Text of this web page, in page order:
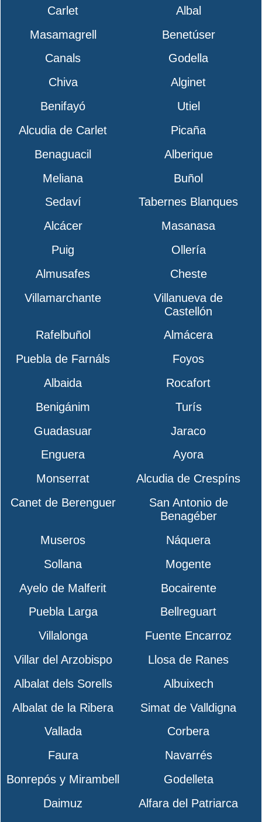
Carlet
Albal
Masamagrell
Benetúser
Canals
Godella
Chiva
Alginet
Benifayó
Utiel
Alcudia de Carlet
Picaña
Benaguacil
Alberique
Meliana
Buñol
Sedaví
Tabernes Blanques
Alcácer
Masanasa
Puig
Ollería
Almusafes
Cheste
Villamarchante
Villanueva de
Castellón
Rafelbuñol
Almácera
Puebla de Farnáls
Foyos
Albaida
Rocafort
Benigánim
Turís
Guadasuar
Jaraco
Enguera
Ayora
Monserrat
Alcudia de Crespíns
Canet de Berenguer
San Antonio de
Benagéber
Museros
Náquera
Sollana
Mogente
Ayelo de Malferit
Bocairente
Puebla Larga
Bellreguart
Villalonga
Fuente Encarroz
Villar del Arzobispo
Llosa de Ranes
Albalat dels Sorells
Albuixech
Albalat de la Ribera
Simat de Valldigna
Vallada
Corbera
Faura
Navarrés
Bonrepós y Mirambell
Godelleta
Daimuz
Alfara del Patriarca